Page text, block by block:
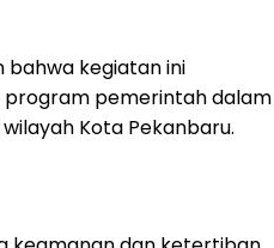
bahwa kegiatan ini
pemerintah dalam
Kota Pekanbaru.